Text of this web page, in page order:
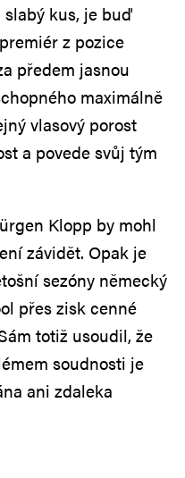
kus, je buď
z pozice
předem jasnou
maximálně
vlasový porost
a povede svůj tým
Klopp by mohl
závidět. Opak je
sezóny německý
přes zisk cenné
totiž usoudil, že
soudnosti je
ani zdaleka